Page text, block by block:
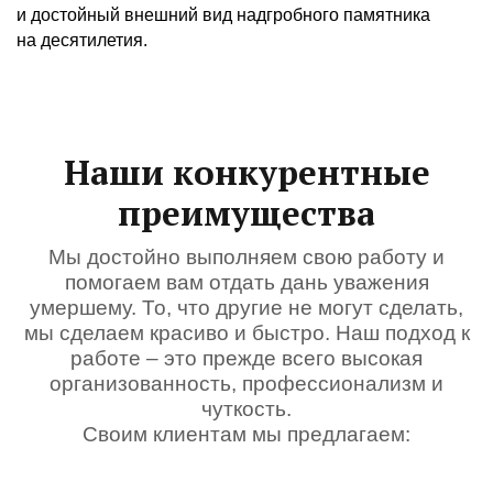
и достойный внешний вид надгробного памятника
на десятилетия.
Наши конкурентные
преимущества
Мы достойно выполняем свою работу и
помогаем вам отдать дань уважения
умершему. То, что другие не могут сделать,
мы сделаем красиво и быстро. Наш подход к
работе – это прежде всего высокая
организованность, профессионализм и
чуткость.
Своим клиентам мы предлагаем: